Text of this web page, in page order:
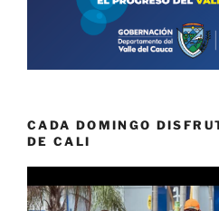
CADA DOMINGO
DE CALI
de